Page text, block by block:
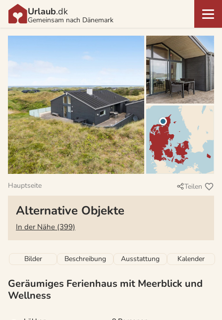
Urlaub.dk
Gemeinsam nach Dänemark
Hauptseite Teilen
Alternative Objekte
In der Nähe (399)
Bilder Beschreibung Ausstattung Kalender
Geräumiges Ferienhaus mit Meerblick und
Wellness